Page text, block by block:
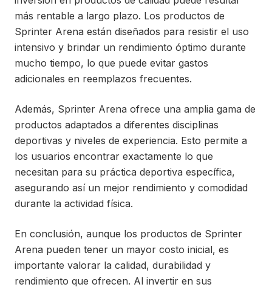
más rentable a largo plazo. Los productos de
Sprinter Arena están diseñados para resistir el uso
intensivo y brindar un rendimiento óptimo durante
mucho tiempo, lo que puede evitar gastos
adicionales en reemplazos frecuentes.
Además, Sprinter Arena ofrece una amplia gama de
productos adaptados a diferentes disciplinas
deportivas y niveles de experiencia. Esto permite a
los usuarios encontrar exactamente lo que
necesitan para su práctica deportiva específica,
asegurando así un mejor rendimiento y comodidad
durante la actividad física.
En conclusión, aunque los productos de Sprinter
Arena pueden tener un mayor costo inicial, es
importante valorar la calidad, durabilidad y
rendimiento que ofrecen. Al invertir en sus